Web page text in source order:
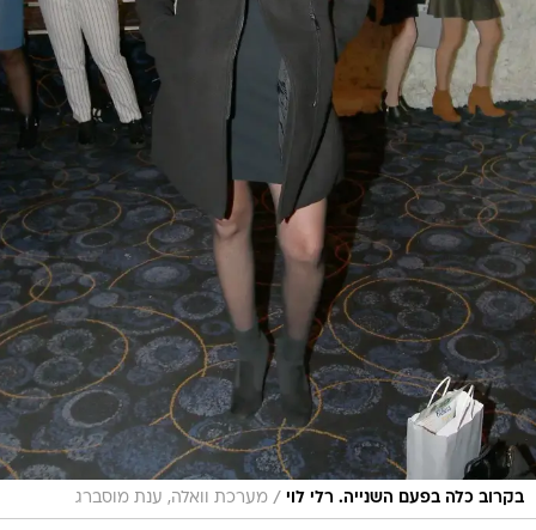
בקרוב כלה בפעם השנייה. רלי לוי / מערכת וואלה, ענת מוסברג